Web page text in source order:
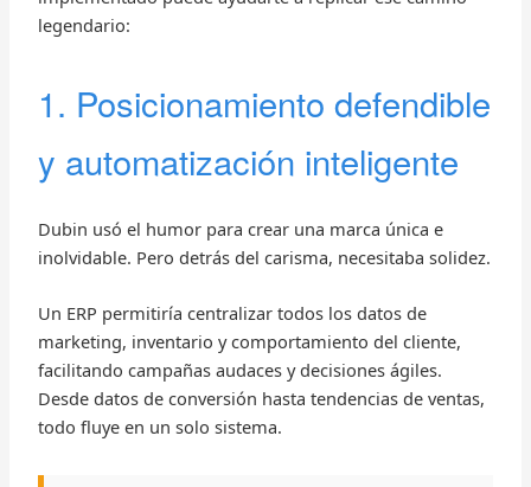
legendario:
1. Posicionamiento defendible
y automatización inteligente
Dubin usó el humor para crear una marca única e
inolvidable. Pero detrás del carisma, necesitaba solidez.
Un ERP permitiría centralizar todos los datos de
marketing, inventario y comportamiento del cliente,
facilitando campañas audaces y decisiones ágiles.
Desde datos de conversión hasta tendencias de ventas,
todo fluye en un solo sistema.